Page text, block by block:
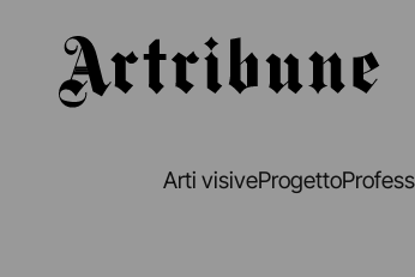
Arti visiveProgetto